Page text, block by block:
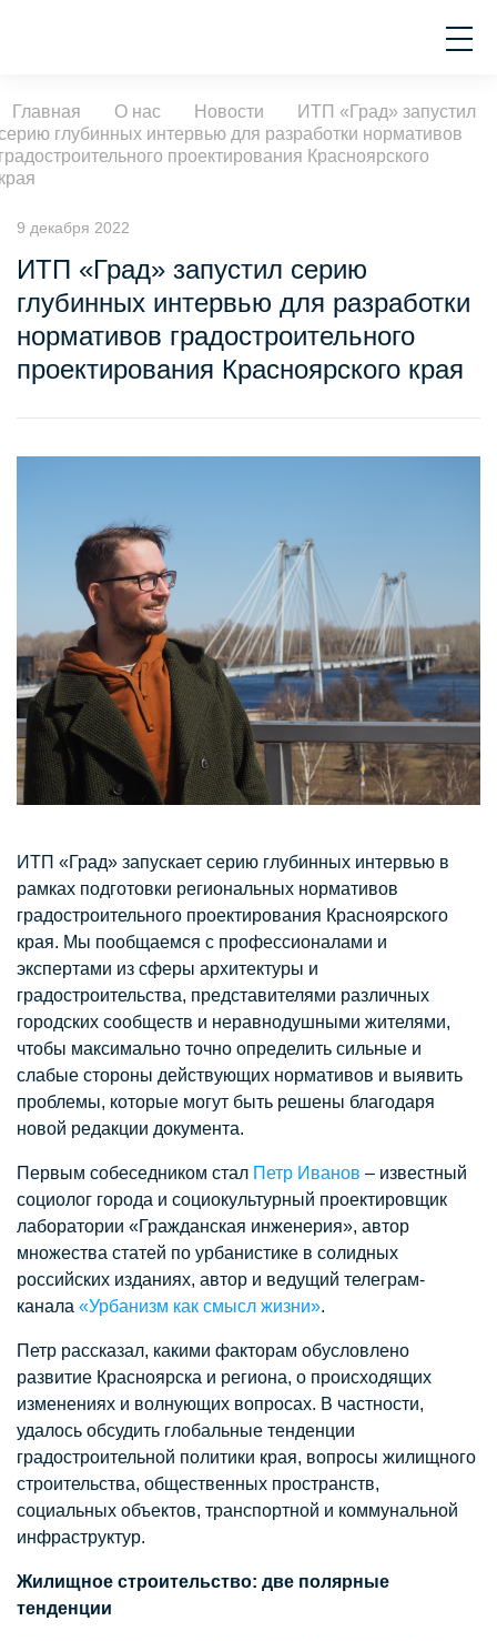
Главная О нас Новости
ИТП «Град» запустил
глубинных интервью для разработки нормативов
проектирования Красноярского
9 декабря 2022
ИТП «Град» запустил серию
глубинных интервью для разработки
нормативов градостроительного
проектирования Красноярского края
ИТП «Град» запускает серию глубинных интервью в
рамках подготовки региональных нормативов
градостроительного проектирования Красноярского
края. Мы пообщаемся с профессионалами и
экспертами из сферы архитектуры и
градостроительства, представителями различных
городских сообществ и неравнодушными жителями,
чтобы максимально точно определить сильные и
слабые стороны действующих нормативов и выявить
проблемы, которые могут быть решены благодаря
новой редакции документа.
Первым собеседником стал Петр Иванов – известный
социолог города и социокультурный проектировщик
лаборатории «Гражданская инженерия», автор
множества статей по урбанистике в солидных
российских изданиях, автор и ведущий телеграм-
канала «Урбанизм как смысл жизни».
Петр рассказал, какими факторам обусловлено
развитие Красноярска и региона, о происходящих
изменениях и волнующих вопросах. В частности,
удалось обсудить глобальные тенденции
градостроительной политики края, вопросы жилищного
строительства, общественных пространств,
социальных объектов, транспортной и коммунальной
инфраструктур.
Жилищное строительство: две полярные
тенденции